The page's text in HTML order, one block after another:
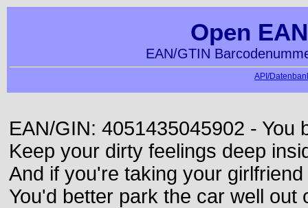
Open
EAN/GTIN
API/
EAN/GIN: 4051435045902 - You
Keep your dirty feelings deep
And if you're taking your
You'd better park the car well out